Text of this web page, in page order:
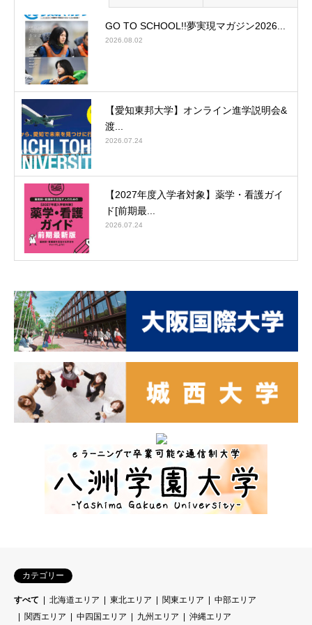
GO TO SCHOOL!!夢実現マガジン2026...
2026.08.02
【愛知東邦大学】オンライン進学説明会&
渡...
2026.07.24
【2027年度入学者対象】薬学・看護ガイ
ド[前期最...
2026.07.24
カテゴリー
すべて 北海道エリア 東北エリア 関東エリア
中部エリア
関西エリア
中四国エリア 九州エリア 沖縄エリア